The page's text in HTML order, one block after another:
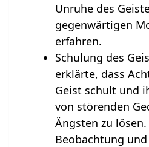
Unruhe des
gegenwärtigen
erfahren.
Schulung des
erklärte, dass
Geist schult und
von störenden
Ängsten zu
Beobachtung